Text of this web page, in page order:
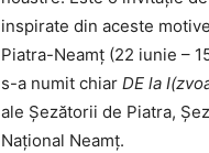
inspirate din aceste
Piatra-Neamț (22 iunie –
s-a numit chiar DE la
ale Șezătorii de Piatra,
Național Neamț.